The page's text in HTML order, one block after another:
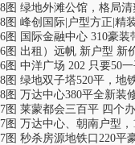
8图 绿地外滩公馆，格局
8图 峰创国际|户型方正|精
6图 国际金融中心 310豪
6图 出租）远帆 新户型 新
6图 中洋广场 202 只要50
8图 绿地双子塔520平，地
8图 万达中心380平全新装
7图 莱蒙都会三百平 四个
7图 万达中心、朝南户型
7图 秒杀房源地铁口220平